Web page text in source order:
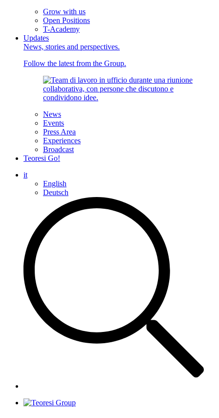
Grow with us
Open Positions
T-Academy
Updates
News, stories and perspectives.
Follow the latest from the Group.
News
Events
Press Area
Experiences
Broadcast
Teoresi Go!
it
English
Deutsch